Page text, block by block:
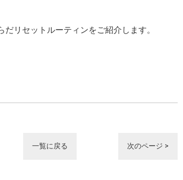
だリセットルーティンをご紹介します。
一覧に戻る 次のページ >